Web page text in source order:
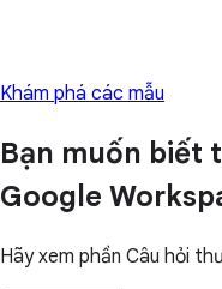
Khám phá các mẫu
Bạn muốn biết
Google
Hãy xem phần Câu hỏi